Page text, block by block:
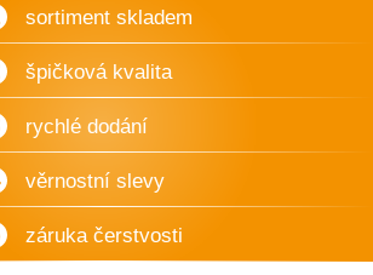
sortiment skladem
špičková kvalita
rychlé dodání
věrnostní slevy
záruka čerstvosti